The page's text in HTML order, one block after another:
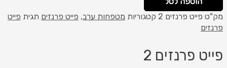
מק"ט פייט פרנזים 2 קטגוריות מטפחות ערב, פייט פרנזים תגית פייט
פרנזים
פייט פרנזים 2